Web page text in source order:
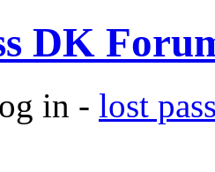
DK
in - lost